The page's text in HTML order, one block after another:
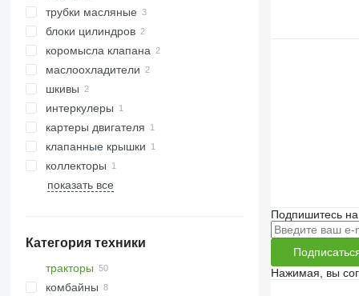
трубки масляные
блоки цилиндров
коромысла клапана
маслоохладители
шкивы
интеркулеры
картеры двигателя
клапанные крышки
коллекторы
показать все
Категория техники
тракторы
минитракторы
комбайны
Подпишитесь
Нажимая, вы